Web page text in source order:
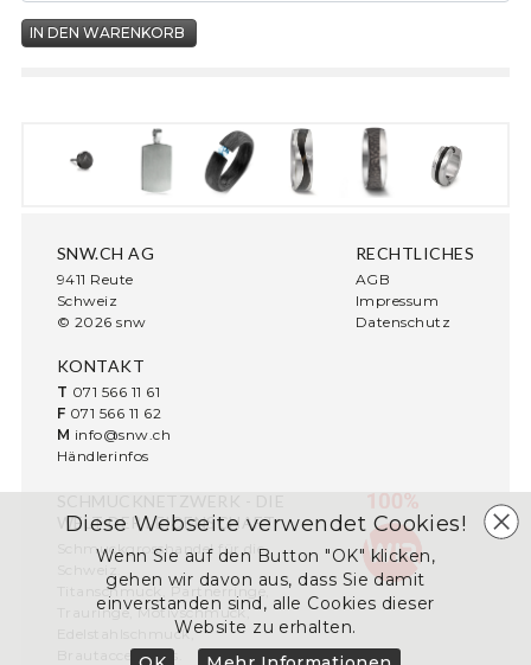
SNW.CH AG
9411 Reute
Schweiz
© 2026 snw
KONTAKT
T 071 566 11 61
F 071 566 11 62
M info@snw.ch
Händlerinfos
WELT DER LEIDENSCHAFT
Schmuckgrosshandel für die
Titanschmuck, Partnerringe,
Trauringe, Motivschmuck,
Edelstahlschmuck,
Brautaccessoires.
RECHTLICHES
AGB
Impressum
Datenschutz
Diese Webseite verwendet Cookies!
Wenn Sie auf den Button "OK" klicken,
gehen wir davon aus, dass Sie damit
einverstanden sind, alle Cookies dieser
Website zu erhalten.